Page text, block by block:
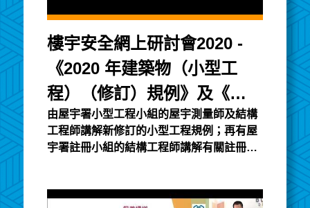
樓宇安全網上研討會2020 -
《2020 年建築物（小型工
程）（修訂）規例》及《建
築物條例》註冊制度簡介
（三）
由屋宇署小型工程小組的屋宇測量師及結構
工程師講解新修訂的小型工程規例；再有屋
宇署註冊小組的結構工程師講解有關註冊制
監管機制。小型工程講義註冊講義